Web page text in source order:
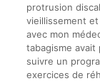
protrusion
vieillissement
avec mon
tabagisme avait
suivre un
exercices de